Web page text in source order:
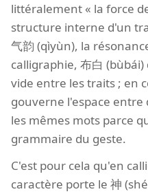
littéralement « la force
structure interne d'un
气韵 (qìyùn), la
calligraphie, 布白
vide entre les traits ; en
gouverne l'espace entre
les mêmes mots parce
grammaire du geste.
C'est pour cela qu'en
caractère porte le 神